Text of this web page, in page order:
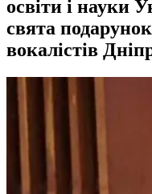
освіти і науки
свята
вокалістів